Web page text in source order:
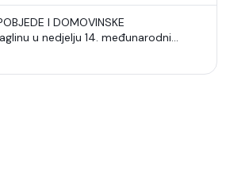
I DOMOVINSKE
u nedjelju 14. međunarodni